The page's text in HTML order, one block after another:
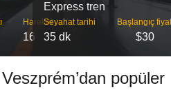
Hareket
16
Express tren
Seyahat tarihi
35 dk
Başlangıç
$30
popüler